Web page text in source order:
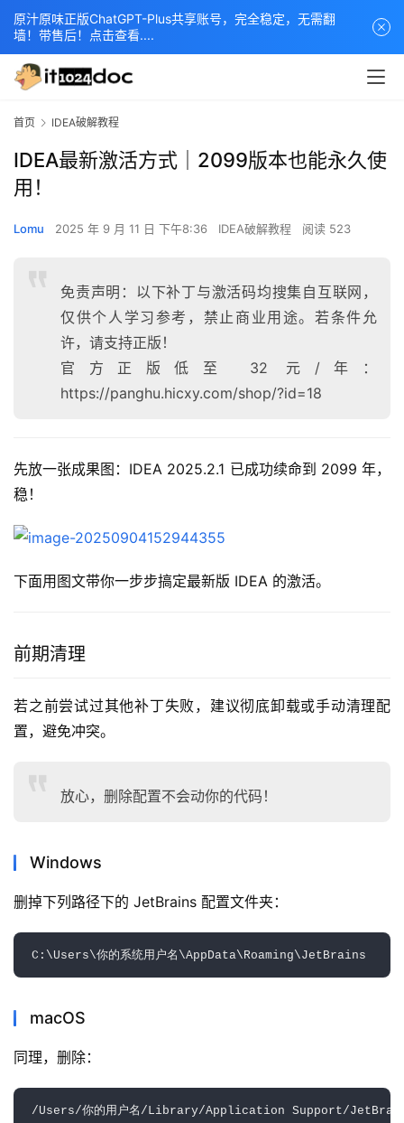
首页 IDEA破解教程
IDEA最新激活方式｜2099版本也能永久使
用！
Lomu 2025 年 9 月 11 日 下午8:36 IDEA破解教程 阅读 523
免责声明：以下补丁与激活码均搜集自互联网，
仅供个人学习参考，禁止商业用途。若条件允
许，请支持正版！
官方正版低至 32 元/年：
https://panghu.hicxy.com/shop/?id=18
先放一张成果图：IDEA 2025.2.1 已成功续命到 2099 年，
稳！
下面用图文带你一步步搞定最新版 IDEA 的激活。
前期清理
若之前尝试过其他补丁失败，建议彻底卸载或手动清理配
置，避免冲突。
放心，删除配置不会动你的代码！
Windows
删掉下列路径下的 JetBrains 配置文件夹：
macOS
同理，删除：
原汁原味正版ChatGPT-Plus共享账号，完全稳定，无需翻
墙！带售后！点击查看....